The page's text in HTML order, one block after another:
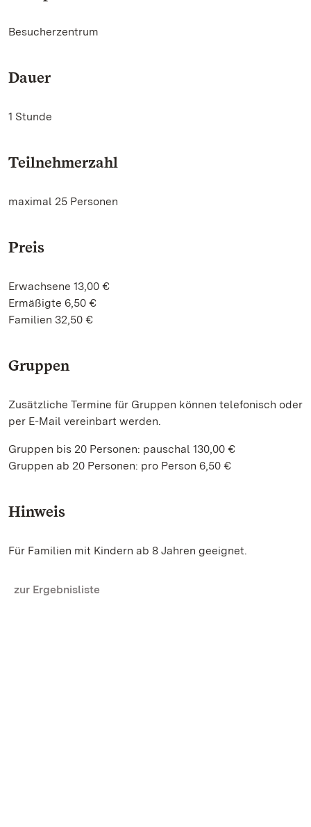
Besucherzentrum
Dauer
1 Stunde
Teilnehmerzahl
maximal 25 Personen
Preis
Erwachsene 13,00 €
Ermäßigte 6,50 €
Familien 32,50 €
Gruppen
Zusätzliche Termine für Gruppen können telefonisch oder
per E-Mail vereinbart werden.
Gruppen bis 20 Personen: pauschal 130,00 €
Gruppen ab 20 Personen: pro Person 6,50 €
Hinweis
Für Familien mit Kindern ab 8 Jahren geeignet.
zur Ergebnisliste